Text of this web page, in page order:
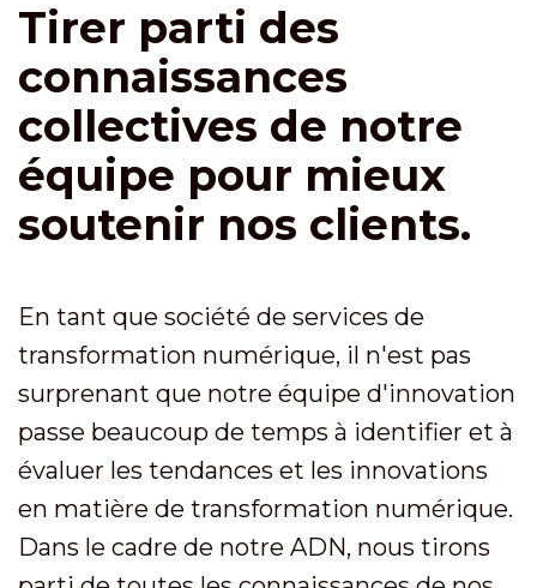
Tirer parti des
connaissances
collectives de notre
équipe pour mieux
soutenir nos clients.
En tant que société de services de
transformation numérique, il n'est pas
surprenant que notre équipe d'innovation
passe beaucoup de temps à identifier et à
évaluer les tendances et les innovations
en matière de transformation numérique.
Dans le cadre de notre ADN, nous tirons